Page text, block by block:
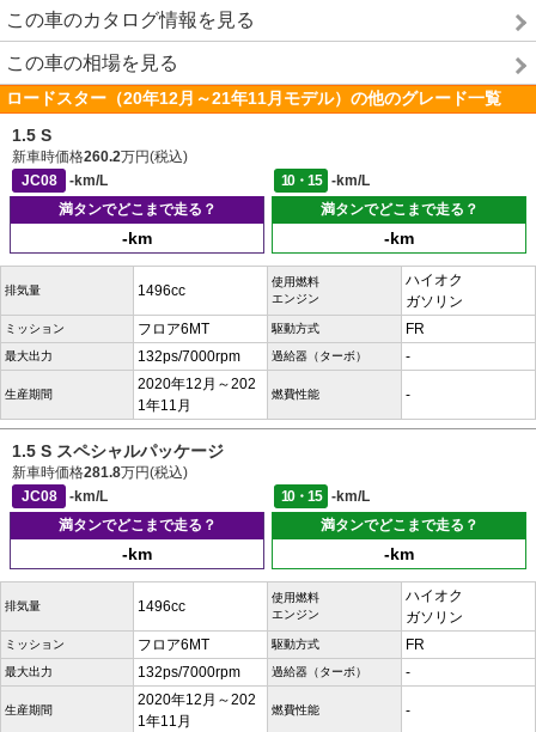
この車のカタログ情報を見る
この車の相場を見る
ロードスター（20年12月～21年11月モデル）の他のグレード一覧
1.5 S
新車時価格260.2万円(税込)
JC08
-km/L 10・15
-km/L
満タンでどこまで走る？
-km
満タンでどこまで走る？
-km
排気量 1496cc
使用燃料
エンジン
ハイオク
ガソリン
ミッション フロア6MT 駆動方式 FR
最大出力 132ps/7000rpm 過給器（ターボ） -
生産期間
2020年12月～202
1年11月
燃費性能 -
1.5 S スペシャルパッケージ
新車時価格281.8万円(税込)
JC08
-km/L 10・15
-km/L
満タンでどこまで走る？
-km
満タンでどこまで走る？
-km
排気量 1496cc
使用燃料
エンジン
ハイオク
ガソリン
ミッション フロア6MT 駆動方式 FR
最大出力 132ps/7000rpm 過給器（ターボ） -
生産期間
2020年12月～202
1年11月
燃費性能 -